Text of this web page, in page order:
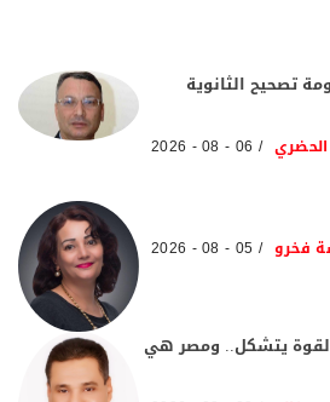
تصحيح الثانوية
06 - 08 - 2026
فخرو 05 - 08 - 2026
يتشكل.. ومصر هي